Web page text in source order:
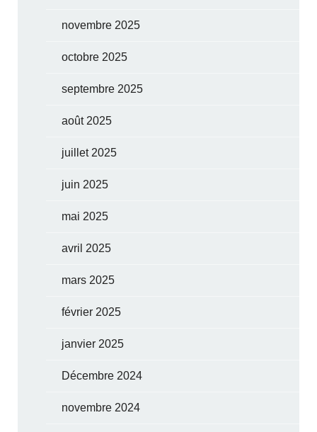
novembre 2025
octobre 2025
septembre 2025
août 2025
juillet 2025
juin 2025
mai 2025
avril 2025
mars 2025
février 2025
janvier 2025
Décembre 2024
novembre 2024